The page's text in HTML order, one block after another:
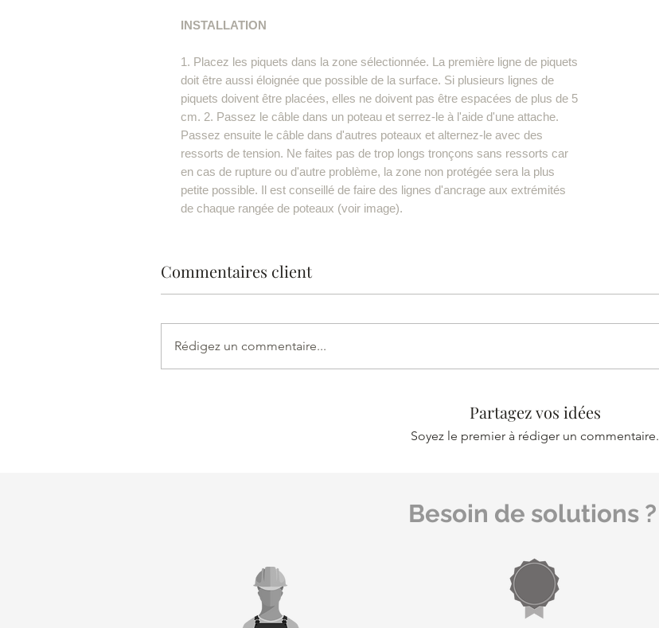
INSTALLATION
1. Placez les piquets dans la zone sélectionnée. La première ligne de piquets
doit être aussi éloignée que possible de la surface. Si plusieurs lignes de
piquets doivent être placées, elles ne doivent pas être espacées de plus de 5
cm. 2. Passez le câble dans un poteau et serrez-le à l'aide d'une attache.
Passez ensuite le câble dans d'autres poteaux et alternez-le avec des
ressorts de tension. Ne faites pas de trop longs tronçons sans ressorts car
en cas de rupture ou d'autre problème, la zone non protégée sera la plus
petite possible. Il est conseillé de faire des lignes d'ancrage aux extrémités
de chaque rangée de poteaux (voir image).
Commentaires client
Rédigez un commentaire...
Partagez vos idées
Soyez le premier à rédiger un commentaire.
Besoin de solutions ?